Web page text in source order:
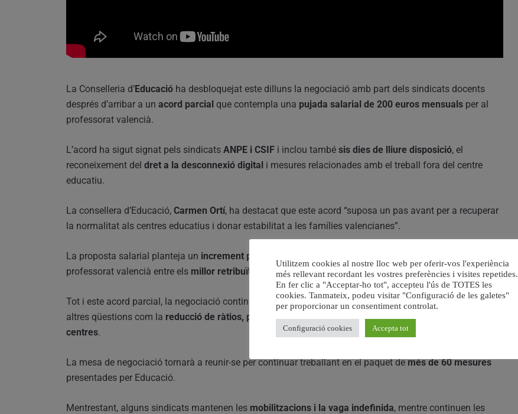
La Conselleria d’Educació ha desbloquejat este dilluns la negociació amb part dels sindicats docents
després d’arribar a un acord parcial que contempla una pujada salarial de 200 euros mensuals per al
professorat valencià.
L’acord ha sigut signat pels sindicats ANPE i CSIF i inclou també sis dies de lliure disposició, el
reconeixement del dret a la desconnexió digital i mesures relacionades amb el treball fora del centre
educatiu.
La consellera d’Educació, Carmen Ortí, ha destacat que este acord “suposa un pas avant per a recuperar
la normalitat als centres educatius i donar estabilitat a les famílies valencianes”.
La proposta salarial planteja un increment progressiu de 200 euros mensuals fins a 2028
professorat valencià entre els millor retribuïts d’Espanya, segons la Conselleria.
Tot i este acord parcial, la negociació continua oberta amb la resta d’organitzacions sindicals per abordar
altres qüestions com la reducció de ràtios, plantilles docents, infraestructures educatives i suport als
centres.
La mesa de negociació tornarà a reunir-se per continuar treballant en el paquet demés de 60 mesures
presentades per Educació.
Mentrestant, alguns sindicats mantenen les mobilitzacions i la vaga indefinida, mentre continuen les
Utilitzem cookies al nostre lloc web per oferir-vos l'experiència
més rellevant recordant les vostres preferències i visites repetides.
En fer clic a "Acceptar-ho tot", accepteu l'ús de TOTES les
cookies. Tanmateix, podeu visitar "Configuració de les galetes"
per proporcionar un consentiment controlat.
Configuració cookies Accepta tot